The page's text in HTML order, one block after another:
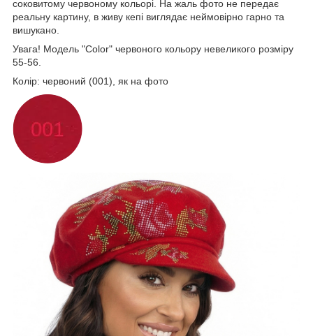
соковитому червоному кольорі. На жаль фото не передає
реальну картину, в живу кепі виглядає неймовірно гарно та
вишукано.
Увага! Модель "Color" червоного кольору невеликого розміру
55-56.
Колір: червоний (001), як на фото